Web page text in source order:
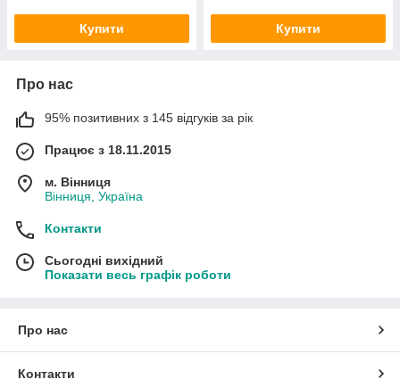
Купити Купити
Про нас
95% позитивних з 145 відгуків за рік
Працює з 18.11.2015
м. Вінниця
Вінниця, Україна
Контакти
Сьогодні вихідний
Показати весь графік роботи
Про нас
Контакти